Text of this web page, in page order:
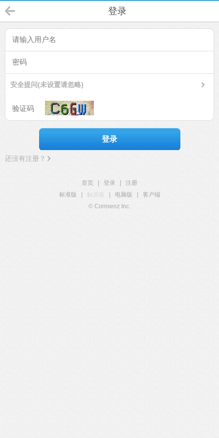
登录
安全提问(未设置请忽略)
登录
还没有注册？
首页 登录
注册
标准版
触屏版 电脑版
客户端
© Comsenz Inc.